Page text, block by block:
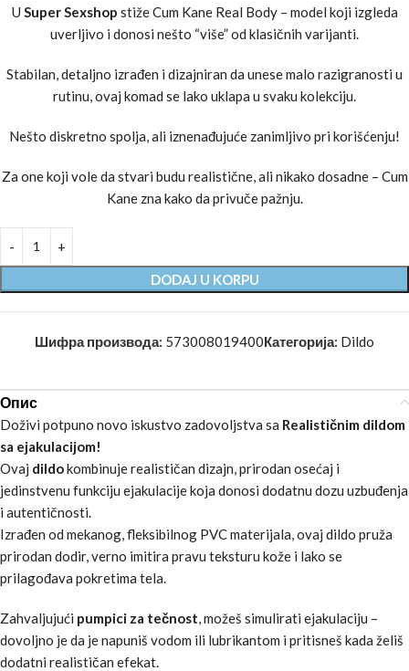
U Super Sexshop stiže Cum Kane Real Body – model koji izgleda
uverljivo i donosi nešto “više” od klasičnih varijanti.
Stabilan, detaljno izrađen i dizajniran da unese malo razigranosti u
rutinu, ovaj komad se lako uklapa u svaku kolekciju.
Nešto diskretno spolja, ali iznenađujuće zanimljivo pri korišćenju!
Za one koji vole da stvari budu realistične, ali nikako dosadne – Cum
Kane zna kako da privuče pažnju.
DODAJ U KORPU
Шифра производа: 573008019400Категорија: Dildo
Опис
Doživi potpuno novo iskustvo zadovoljstva sa Realističnim dildom
sa ejakulacijom!
Ovaj dildokombinuje realističan dizajn, prirodan osećaj i
jedinstvenu funkciju ejakulacije koja donosi dodatnu dozu uzbuđenja
i autentičnosti.
Izrađen od mekanog, fleksibilnog PVC materijala, ovaj dildo pruža
prirodan dodir, verno imitira pravu teksturu kože i lako se
prilagođava pokretima tela.
Zahvaljujući pumpici za tečnost, možeš simulirati ejakulaciju –
dovoljno je da je napuniš vodom ili lubrikantom i pritisneš kada želiš
dodatni realističan efekat.